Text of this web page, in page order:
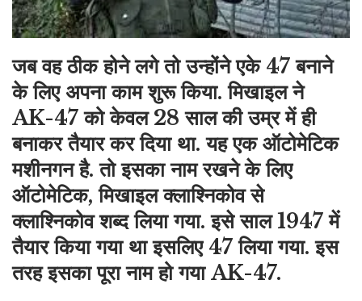
जब वह ठीक होने लगे तो उन्होंने एके 47 बनाने
के लिए अपना काम शुरू किया. मिखाइल ने
AK-47 को केवल 28 साल की उम्र में ही
बनाकर तैयार कर दिया था. यह एक ऑटोमेटिक
मशीनगन है. तो इसका नाम रखने के लिए
ऑटोमेटिक, मिखाइल क्लाश्निकोव से
क्लाश्निकोव शब्द लिया गया. इसे साल 1947 में
तैयार किया गया था इसलिए 47 लिया गया. इस
तरह इसका पूरा नाम हो गया AK-47.